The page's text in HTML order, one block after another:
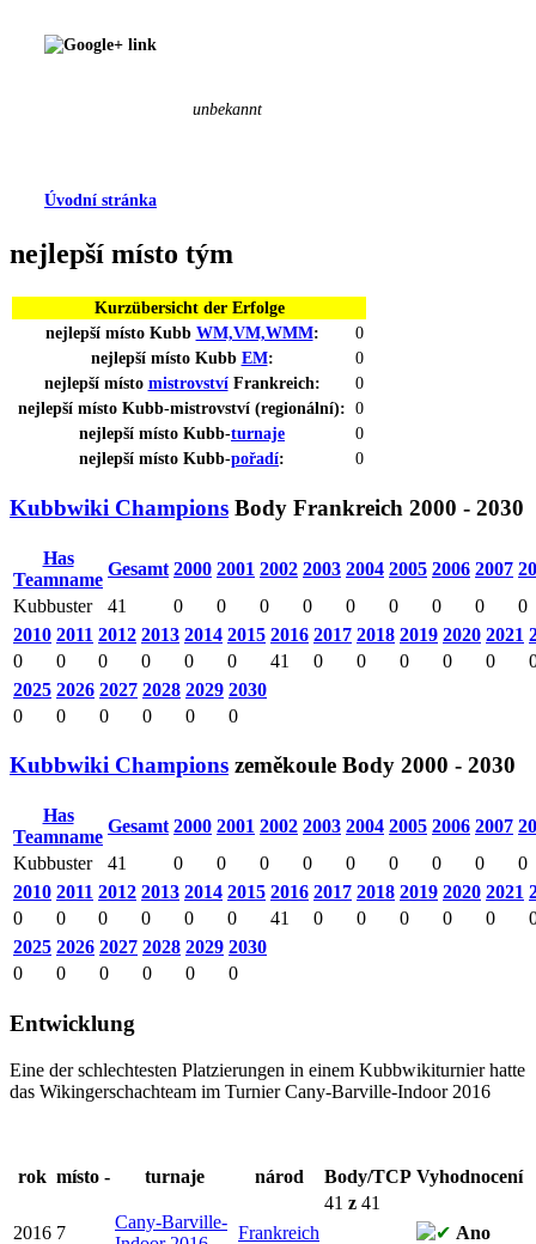
unbekannt
Úvodní stránka
nejlepší místo tým
Kurzübersicht der Erfolge
nejlepší místoKubb WM,VM,WMM:
0
nejlepší místoKubb EM:
0
nejlepší místo mistrovstvíFrankreich:
0
nejlepší místo Kubb-mistrovství (regionální): 0
nejlepší místo Kubb-turnaje
0
nejlepší místo Kubb-pořadí: 0
Kubbwiki Champions Body Frankreich 2000 - 2030
Has
Teamname
Gesamt 2000 2001 2002 2003 2004 2005 2006 2007
Kubbuster
41 0 0 0 0 0 0 0 0
0
2010 2011 2012 2013 2014 2015 2016 2017 2018 2019 2020 2021
0
0 0 0 0 0 41 0 0 0 0 0
2025 2026 2027 2028 2029 2030
0
0 0 0 0 0
Kubbwiki Champions zeměkoule Body 2000 - 2030
Has
Teamname
Gesamt 2000 2001 2002 2003 2004 2005 2006 2007
Kubbuster
41 0 0 0 0 0 0 0 0
0
2010 2011 2012 2013 2014 2015 2016 2017 2018 2019 2020 2021
0
0 0 0 0 0 41 0 0 0 0 0
2025 2026 2027 2028 2029 2030
0
0 0 0 0 0
Entwicklung
Eine der schlechtesten Platzierungen in einem Kubbwikiturnier hatte
das Wikingerschachteam im TurnierCany-Barville-Indoor 2016
rok místo - turnaje národ Body/TCP Vyhodnocení
2016 7
Cany-Barville-
Frankreich
41 z 41
Ano